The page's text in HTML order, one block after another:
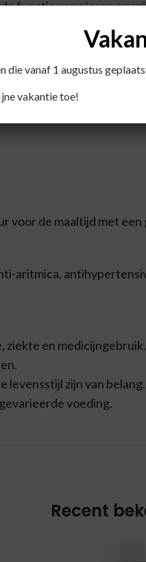
functie van nieren en
benen*
op tien)
voor de maaltijd met
aritmica,
ziekte en medicijngebruik.
levensstijl zijn van belang.
voeding.
Recent
die vanaf 1 augustus
vakantie toe!